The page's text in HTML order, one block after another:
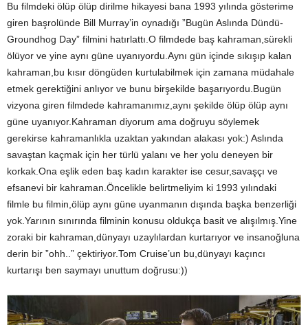
Bu filmdeki ölüp ölüp dirilme hikayesi bana 1993 yılında gösterime
giren başrolünde Bill Murray’in oynadığı ”Bugün Aslında Dündü-
Groundhog Day” filmini hatırlattı.O filmdede baş kahraman,sürekli
ölüyor ve yine aynı güne uyanıyordu.Aynı gün içinde sıkışıp kalan
kahraman,bu kısır döngüden kurtulabilmek için zamana müdahale
etmek gerektiğini anlıyor ve bunu birşekilde başarıyordu.Bugün
vizyona giren filmdede kahramanımız,aynı şekilde ölüp ölüp aynı
güne uyanıyor.Kahraman diyorum ama doğruyu söylemek
gerekirse kahramanlıkla uzaktan yakından alakası yok:) Aslında
savaştan kaçmak için her türlü yalanı ve her yolu deneyen bir
korkak.Ona eşlik eden baş kadın karakter ise cesur,savaşçı ve
efsanevi bir kahraman.Öncelikle belirtmeliyim ki 1993 yılındaki
filmle bu filmin,ölüp aynı güne uyanmanın dışında başka benzerliği
yok.Yarının sınırında filminin konusu oldukça basit ve alışılmış.Yine
zoraki bir kahraman,dünyayı uzaylılardan kurtarıyor ve insanoğluna
derin bir ”ohh..” çektiriyor.Tom Cruise’un bu,dünyayı kaçıncı
kurtarışı ben saymayı unuttum doğrusu:))